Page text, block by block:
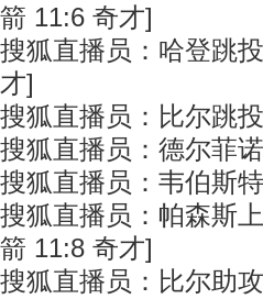
箭 11:6 奇才]
搜狐直播员：哈登跳
才]
搜狐直播员：比尔跳
搜狐直播员：德尔菲
搜狐直播员：韦伯斯
搜狐直播员：帕森斯
箭 11:8 奇才]
搜狐直播员：比尔助